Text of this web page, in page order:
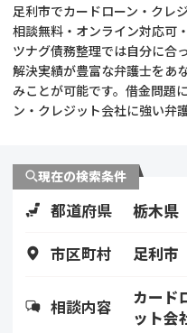
足利市でカードローン・クレ
相談無料・オンライン対応可
ツナグ債務整理では自分に合
解決実績が豊富な弁護士をあ
みことが可能です。借金問題
ン・クレジット会社に強い弁
現在の検索条件
都道府県 栃木県
市区町村 足利市
相談内容
カード
ット会